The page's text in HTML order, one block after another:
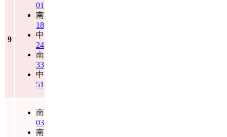
9
01
南
18
中
24
南
33
中
51
南
03
南